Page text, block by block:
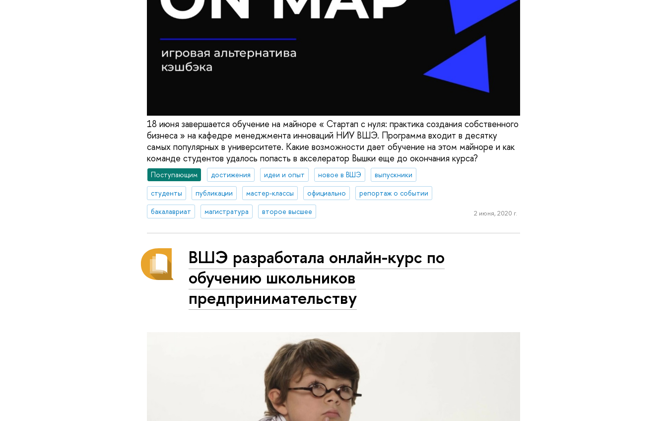
18 июня завершается обучение на майноре « Стартап с нуля: практика создания собственного
бизнеса » на кафедре менеджмента инноваций НИУ ВШЭ. Программа входит в десятку
самых популярных в университете. Какие возможности дает обучение на этом майноре и как
команде студентов удалось попасть в акселератор Вышки еще до окончания курса?
Поступающим достижения идеи и опыт новое в ВШЭ
выпускники
студенты
публикации мастер-классы официально
репортаж о событии
бакалавриат
магистратура второе высшее 2 июня, 2020 г.
ВШЭ разработала онлайн-курс по
обучению школьников
предпринимательству